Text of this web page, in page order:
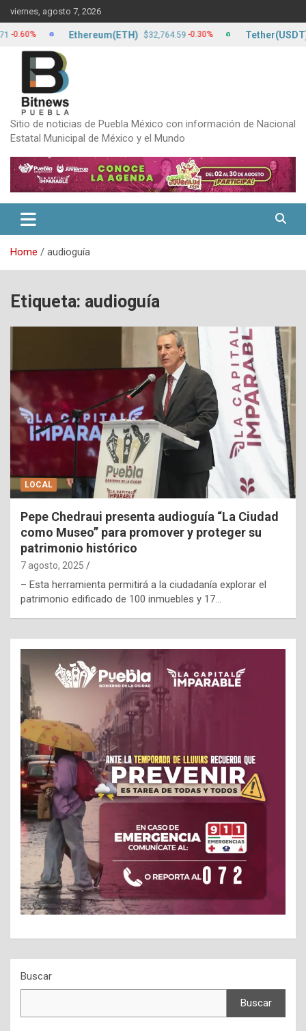
Skip
to
content
viernes, agosto 7, 2026
Sitio de noticias de Puebla México con información de Nacional
Estatal Municipal de México y el Mundo
Home audioguía
Etiqueta: audioguía
LOCAL
Pepe Chedraui presenta audioguía “La Ciudad
como Museo” para promover y proteger su
patrimonio histórico
7 agosto, 2025
– Esta herramienta permitirá a la ciudadanía explorar el
patrimonio edificado de 100 inmuebles y 17…
Buscar
Buscar
Ethereum(ETH) $32,764.59 -0.30% Tether(USDT)